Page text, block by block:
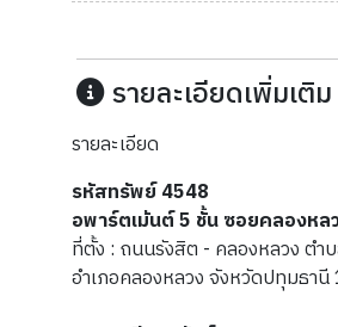
รายละเอียดเพิ่มเติม
รายละเอียด
รหัสทรัพย์ 4548
อพาร์ตเม้นต์ 5 ชั้น ซอยคลองหล
ที่ตั้ง : ถนนรังสิต - คลองหลวง ตำ
อำเภอคลองหลวง จังหวัดปทุมธา